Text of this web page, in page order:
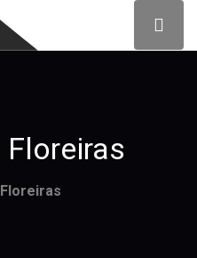
Floreiras
Floreiras